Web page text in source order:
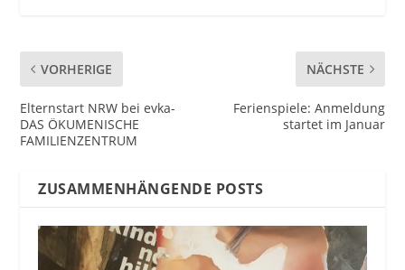
VORHERIGE
Elternstart NRW bei evka-
DAS ÖKUMENISCHE
FAMILIENZENTRUM
NÄCHSTE
Ferienspiele: Anmeldung
startet im Januar
ZUSAMMENHÄNGENDE POSTS